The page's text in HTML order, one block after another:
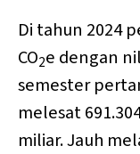
Di tahun 2024
CO2e dengan
semester
melesat
miliar. Jauh